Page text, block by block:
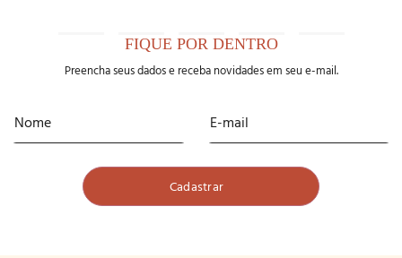
FIQUE POR DENTRO
Preencha seus dados e receba novidades em seu e-mail.